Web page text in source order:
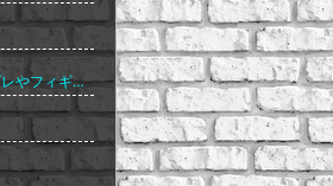
リヴァイ好きな女子会ネタ♪コスプレやフィギュア画像まとめました